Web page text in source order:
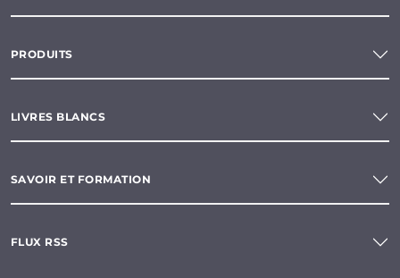
PRODUITS
LIVRES BLANCS
SAVOIR ET FORMATION
FLUX RSS